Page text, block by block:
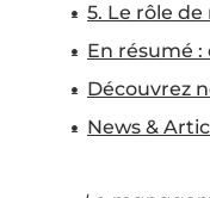
5. Le rôle
En résumé
Découvrez
News &